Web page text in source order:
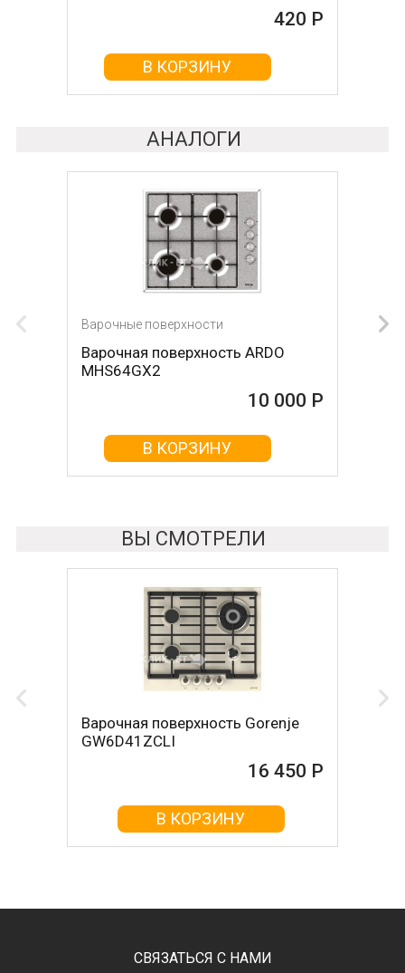
420 Р
В КОРЗИНУ
В КОРЗИНУ
АНАЛОГИ
Варочные поверхности
Варочная поверхность ARDO
MHS64GX2
10 000 Р
В КОРЗИНУ
Варочные поверхности
Варочная поверхность KRONA
Hagel 60 WH W
10 000 Р
В КОРЗИНУ
ВЫ СМОТРЕЛИ
Варочная поверхность Gorenje
GW6D41ZCLI
16 450 Р
В КОРЗИНУ
СВЯЗАТЬСЯ С НАМИ